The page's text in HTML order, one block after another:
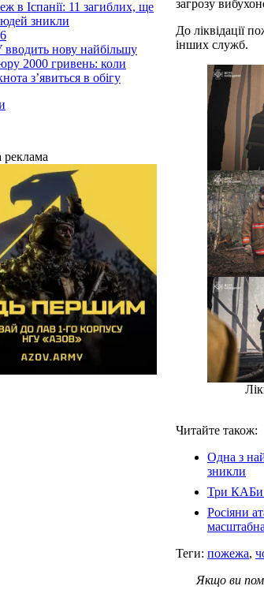
загрозу
До ліквідації
інших служб.
Читайте також:
Одна з
зникли
Три КАБи
Росіяни
Теги: пожежа,
Якщо ви
в Іспанії: 11 загиблих, ще
зникли
нову найбільшу
2000 гривень: коли
з’явиться в обігу
реклама